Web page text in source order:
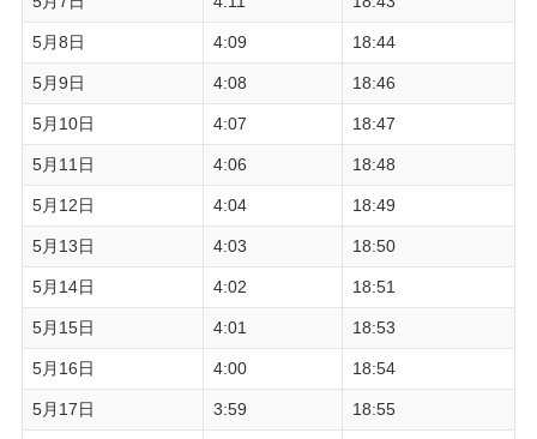
5月8日 4:09 18:44
5月9日 4:08 18:46
5月10日 4:07 18:47
5月11日 4:06 18:48
5月12日 4:04 18:49
5月13日 4:03 18:50
5月14日 4:02 18:51
5月15日 4:01 18:53
5月16日 4:00 18:54
5月17日 3:59 18:55